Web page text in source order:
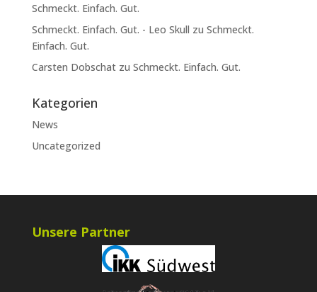
Schmeckt. Einfach. Gut.
Schmeckt. Einfach. Gut. - Leo Skull zu Schmeckt.
Einfach. Gut.
Carsten Dobschatzu Schmeckt. Einfach. Gut.
Kategorien
News
Uncategorized
Unsere Partner